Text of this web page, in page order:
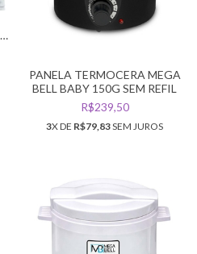
PANELA TERMOCERA MEGA
BELL BABY 150G SEM REFIL
R$239,50
3X DE R$79,83SEM JUROS